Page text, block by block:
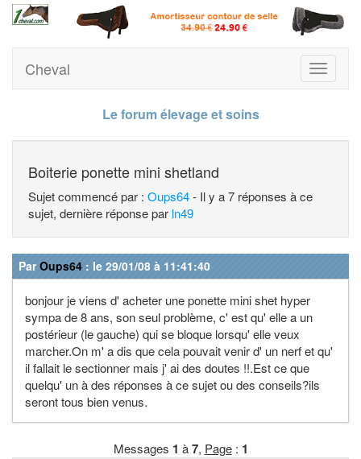
Toggle
Cheval
Le forum élevage et soins
Boiterie ponette mini shetland
Sujet commencé par : Oups64- Il y a 7 réponses à ce
sujet, dernière réponse par ln49
ParOups64 : le 29/01/08 à 11:41:40
bonjour je viens d' acheter une ponette mini shet hyper
sympa de 8 ans, son seul problème, c' est qu' elle a un
postérieur (le gauche) qui se bloque lorsqu' elle veux
marcher.On m' a dis que cela pouvait venir d' un nerf et qu'
il fallait le sectionner mais j' ai des doutes !!.Est ce que
quelqu' un à des réponses à ce sujet ou des conseils?ils
seront tous bien venus.
Messages 1 à7, Page: 1